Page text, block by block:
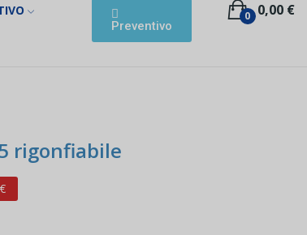
Preventivo
0,00 €
0
rigonfiabile